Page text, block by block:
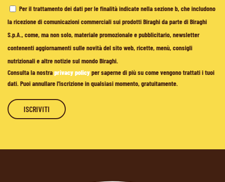
Per il trattamento dei dati per le finalità indicate nella sezione b, che includono
la ricezione di comunicazioni commerciali sui prodotti Biraghi da parte di Biraghi
S.p.A., come, ma non solo, materiale promozionale e pubblicitario, newsletter
contenenti aggiornamenti sulle novità del sito web, ricette, menù, consigli
nutrizionali e altre notizie sul mondo Biraghi.
Consulta la nostraprivacy policyper saperne di più su come vengono trattati i tuoi
dati. Puoi annullare l'iscrizione in qualsiasi momento, gratuitamente.